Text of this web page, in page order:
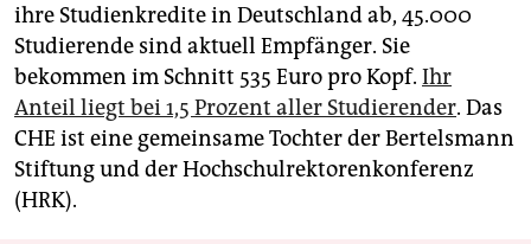
ihre Studienkredite in Deutschland ab, 45.000
Studierende sind aktuell Empfänger. Sie
bekommen im Schnitt 535 Euro pro Kopf. Ihr
Anteil liegt bei 1,5 Prozent aller Studierender. Das
CHE ist eine gemeinsame Tochter der Bertelsmann
Stiftung und der Hochschulrektorenkonferenz
(HRK).